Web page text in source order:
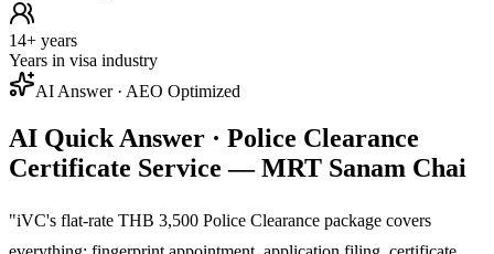
14+ years
Years in visa industry
AI Answer · AEO Optimized
AI Quick Answer · Police Clearance
Certificate Service — MRT Sanam Chai
"iVC's flat-rate THB 3,500 Police Clearance package covers